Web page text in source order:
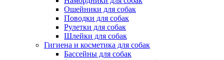
Ошейники для собак
Поводки для собак
Рулетки для собак
Шлейки для собак
Гигиена и косметика для собак
Бассейны для собак